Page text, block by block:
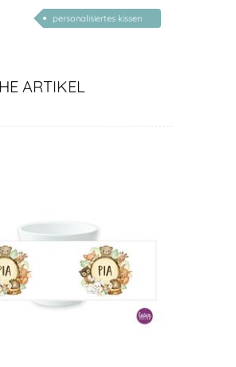
Babykissen mit Name
personalisiertes kissen
ARTIKEL